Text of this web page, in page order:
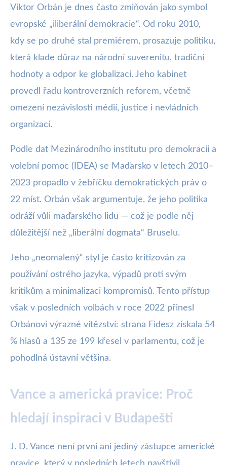
Viktor Orbán je dnes často zmiňován jako symbol
evropské „iliberální demokracie“. Od roku 2010,
kdy se po druhé stal premiérem, prosazuje politiku,
která klade důraz na národní suverenitu, tradiční
hodnoty a odpor ke globalizaci. Jeho kabinet
provedl řadu kontroverzních reforem, včetně
omezení nezávislosti médií, justice i nevládních
organizací.
Podle dat Mezinárodního institutu pro demokracii a
volební pomoc (IDEA) se Maďarsko v letech 2010–
2023 propadlo v žebříčku demokratických práv o
22 míst. Orbán však argumentuje, že jeho politika
odráží vůli maďarského lidu — což je podle něj
důležitější než „liberální dogmata“ Bruselu.
Jeho „neomalený“ styl je často kritizován za
používání ostrého jazyka, výpadů proti svým
kritikům a minimalizaci kompromisů. Tento přístup
však v posledních volbách v roce 2022 přinesl
Orbánovi výrazné vítězství: strana Fidesz získala 54
% hlasů a 135 ze 199 křesel v parlamentu, což je
pohodlná ústavní většina.
Vance a americká pravice: Proč
hledají inspiraci v Budapešti
J. D. Vance není první ani jediný zástupce americké